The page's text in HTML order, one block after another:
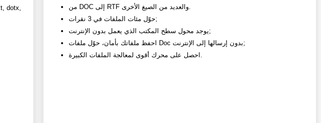
من DOC إلى RTF والعديد من الصيغ الأخرى.
حوّل مئات الملفات في 3 نقرات;
يوجد محول سطح المكتب الذي يعمل بدون الإنترنت;
احفظ ملفاتك بأمان، حوّل ملفات Doc بدون إرسالها إلى الإنترنت;
احصل على محرك أقوى لمعالجة الملفات الكبيرة.